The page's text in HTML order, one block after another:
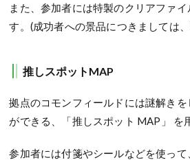
また、参加者には特製のクリアファ
す。(成功者への景品につきましては
推しスポットMAP
拠点のコモンフィールドには謎解き
ができる、「推しスポット MAP」 を
参加者には付箋やシールなどを使っ